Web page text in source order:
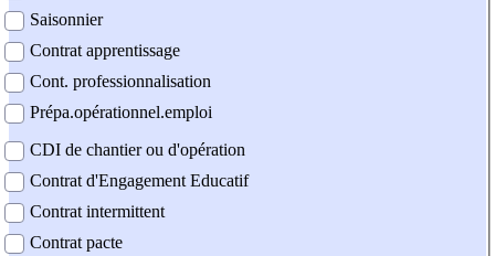
Saisonnier
Contrat apprentissage
Cont. professionnalisation
Prépa.opérationnel.emploi
CDI de chantier ou d'opération
Contrat d'Engagement Educatif
Contrat intermittent
Contrat pacte